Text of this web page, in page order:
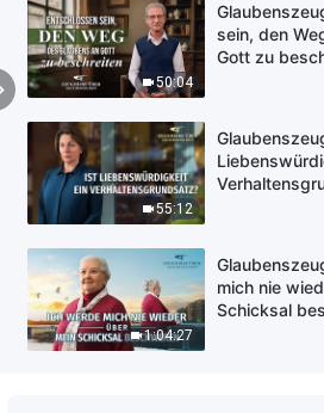
50:04
sein, den
Gott zu
55:12
1:04:27
mich nie
Schicksal